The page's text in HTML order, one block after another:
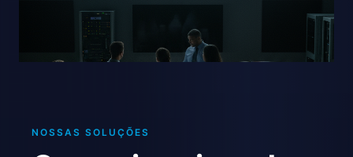
NOSSAS SOLUÇÕES